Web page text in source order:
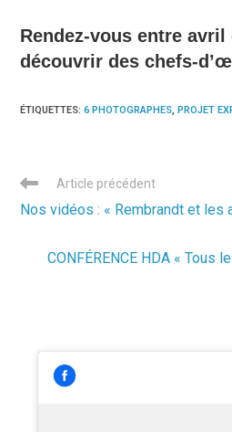
Rendez-vous entreavril
découvrir des chefs-
ÉTIQUETTES:6 PHOTOGRAPHES, PROJET
Read
articles
Article précédent
Nos vidéos : « Rembrandt et les
CONFÉRENCE HDA « Tous